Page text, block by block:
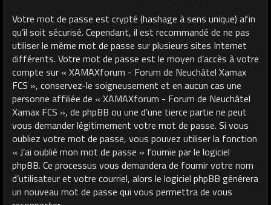
Votre mot de passe est crypté (hashage à sens unique) afin
qu’il soit sécurisé. Cependant, il est recommandé de ne pas
utiliser le même mot de passe sur plusieurs sites Internet
différents. Votre mot de passe est le moyen d’accès à votre
compte sur « XAMAXforum - Forum de Neuchâtel Xamax
FCS », conservez-le soigneusement et en aucun cas une
personne affiliée de « XAMAXforum - Forum de Neuchâtel
Xamax FCS », de phpBB ou une d’une tierce partie ne peut
vous demander légitimement votre mot de passe. Si vous
oubliez votre mot de passe, vous pouvez utiliser la fonction
« J’ai oublié mon mot de passe » fournie par le logiciel
phpBB. Ce processus vous demandera de fournir votre nom
d’utilisateur et votre courriel, alors le logiciel phpBB générera
un nouveau mot de passe qui vous permettra de vous